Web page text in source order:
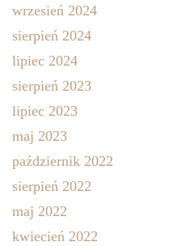
wrzesień 2024
sierpień 2024
lipiec 2024
sierpień 2023
lipiec 2023
maj 2023
październik 2022
sierpień 2022
maj 2022
kwiecień 2022